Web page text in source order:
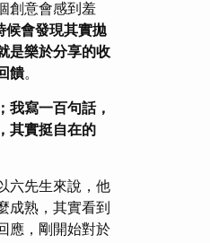
創意會感到羞
會發現其實拋
是樂於分享的收
饋。
我寫一百句話，
其實挺自在的
六先生來說，他
成熟，其實看到
應，剛開始對於